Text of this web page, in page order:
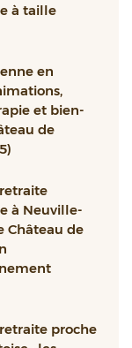
à taille
en
et bien-
de
à Neuville-
Château de
proche